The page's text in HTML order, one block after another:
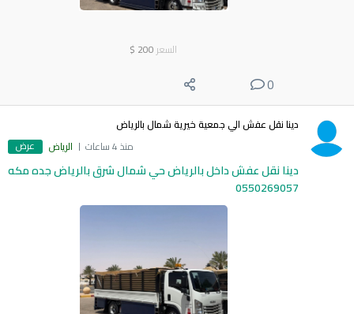
السعر 200
$
0
دينا نقل عفش الي جمعية خيرية شمال بالرياض
منذ 4 ساعات
الرياض عرض
دينا نقل عفش داخل بالرياض حي شمال شرق بالرياض جده مكه
0550269057